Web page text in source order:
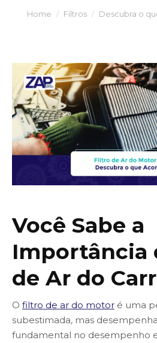
You are here:
Home Filtros Descubra o
Você Sabe a
Importância
de Ar do
O filtro de ar do motor é uma
subestimada, mas
fundamental no desempenho